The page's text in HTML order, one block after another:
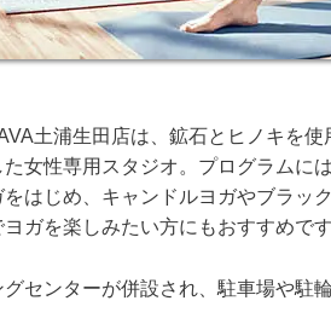
土浦生田店は、鉱石とヒノキを
女性専用スタジオ。プログラムに
はじめ、キャンドルヨガやブラッ
ガを楽しみたい方にもおすすめです
センターが併設され、駐車場や駐